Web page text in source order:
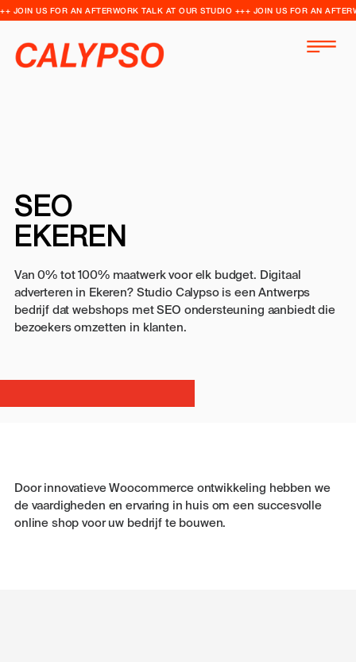
++ JOIN US FOR AN AFTERWORK TALK AT OUR STUDIO +++ JOIN US FOR AN
SEO
EKEREN
Van 0% tot 100% maatwerk voor elk budget. Digitaal
adverteren in Ekeren? Studio Calypso is een Antwerps
bedrijf dat webshops met SEO ondersteuning aanbiedt die
bezoekers omzetten in klanten.
Door innovatieve Woocommerce ontwikkeling hebben we
de vaardigheden en ervaring in huis om een ​​succesvolle
online shop voor uw bedrijf te bouwen.